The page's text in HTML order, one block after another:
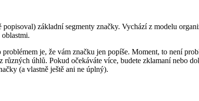
základní segmenty značky. Vychází z modelu
je, že vám značku jen popíše. Moment, to není
úhlů. Pokud očekáváte více, budete zklamaní nebo
(a vlastně ještě ani ne úplný).